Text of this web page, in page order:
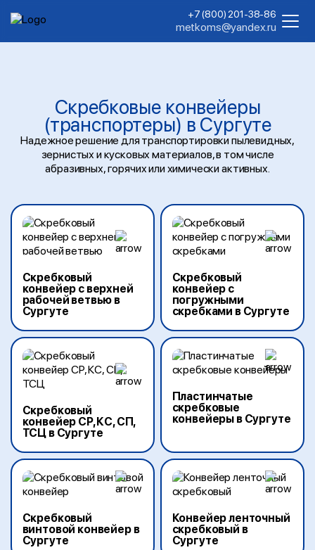
+7 (800) 201-38-86
metkoms@yandex.ru
Скребковые конвейеры
(транспортеры) в Сургуте
Надежное решение для транспортировки пылевидных,
зернистых и кусковых материалов, в том числе
абразивных, горячих или химически активных.
Скребковый
конвейер с верхней
рабочей ветвью в
Сургуте
Скребковый
конвейер с
погружными
скребками в Сургуте
Скребковый
конвейер СР, КС, СП,
ТСЦ в Сургуте
Пластинчатые
скребковые
конвейеры в Сургуте
Скребковый
винтовой конвейер в
Сургуте
Конвейер ленточный
скребковый в
Сургуте